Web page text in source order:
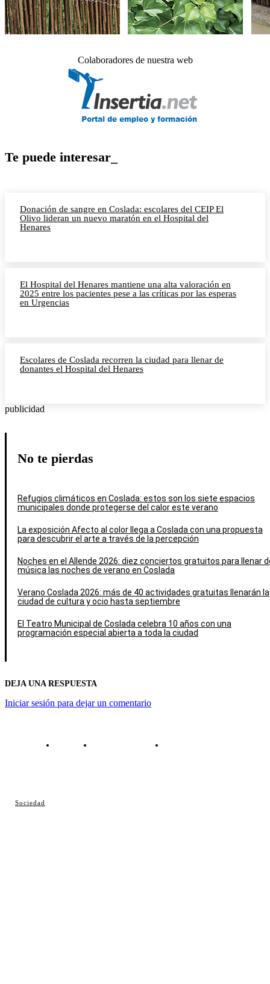
Sociedad
Colaboradores de nuestra web
Te puede interesar_
Donación de sangre en Coslada: escolares del CEIP El
Olivo lideran un nuevo maratón en el Hospital del
Henares
El Hospital del Henares mantiene una alta valoración en
2025 entre los pacientes pese a las críticas por las esperas
en Urgencias
Escolares de Coslada recorren la ciudad para llenar de
donantes el Hospital del Henares
publicidad
No te pierdas
Refugios climáticos en Coslada: estos son los siete espacios
municipales donde protegerse del calor este verano
La exposición Afecto al color llega a Coslada con una propuesta
para descubrir el arte a través de la percepción
Noches en el Allende 2026: diez conciertos gratuitos para llenar
música las noches de verano en Coslada
Verano Coslada 2026: más de 40 actividades gratuitas llenarán la
ciudad de cultura y ocio hasta septiembre
El Teatro Municipal de Coslada celebra 10 años con una
programación especial abierta a toda la ciudad
DEJA UNA RESPUESTA
Iniciar sesión para dejar un comentario
Contacto Política de cookies